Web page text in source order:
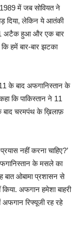
में जब सोवियत ने
दिया, लेकिन ये आतंकी
अटैक हुआ और एक बार
हमें बार-बार झटका
के बाद अफगानिस्तान के
कि पाकिस्तान ने 11
बाद चरमपंथ के ख़िलाफ़
नहीं करना चाहिए?’
के मसले का
बात ओबामा प्रशासन से
अफगान हमेशा बाहरी
रिफ्यूजी रह रहे